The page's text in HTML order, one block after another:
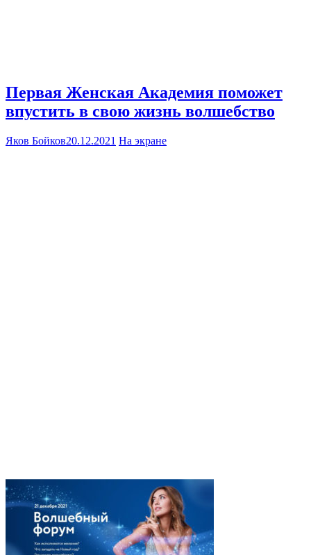
Первая Женская Академия поможет
впустить в свою жизнь волшебство
Яков Бойков20.12.2021 На экране